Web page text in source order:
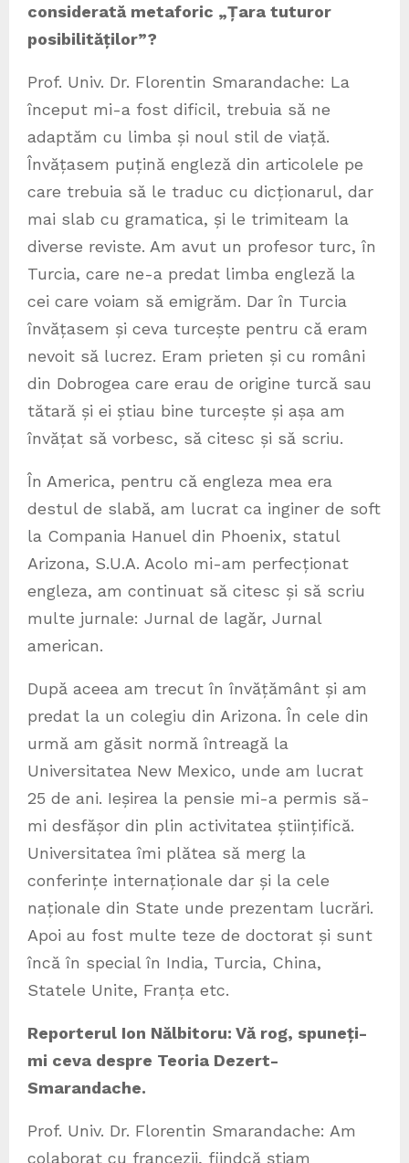
considerată metaforic „Țara tuturor
posibilităților”?
Prof. Univ. Dr. Florentin Smarandache: La
început mi-a fost dificil, trebuia să ne
adaptăm cu limba și noul stil de viață.
Învățasem puțină engleză din articolele pe
care trebuia să le traduc cu dicționarul, dar
mai slab cu gramatica, și le trimiteam la
diverse reviste. Am avut un profesor turc, în
Turcia, care ne-a predat limba engleză la
cei care voiam să emigrăm. Dar în Turcia
învățasem și ceva turcește pentru că eram
nevoit să lucrez. Eram prieten și cu români
din Dobrogea care erau de origine turcă sau
tătară și ei știau bine turcește și așa am
învățat să vorbesc, să citesc și să scriu.
În America, pentru că engleza mea era
destul de slabă, am lucrat ca inginer de soft
la Compania Hanuel din Phoenix, statul
Arizona, S.U.A. Acolo mi-am perfecționat
engleza, am continuat să citesc și să scriu
multe jurnale: Jurnal de lagăr, Jurnal
american.
După aceea am trecut în învățământ și am
predat la un colegiu din Arizona. În cele din
urmă am găsit normă întreagă la
Universitatea New Mexico, unde am lucrat
25 de ani. Ieșirea la pensie mi-a permis să-
mi desfășor din plin activitatea științifică.
Universitatea îmi plătea să merg la
conferințe internaționale dar și la cele
naționale din State unde prezentam lucrări.
Apoi au fost multe teze de doctorat și sunt
încă în special în India, Turcia, China,
Statele Unite, Franța etc.
Reporterul Ion Nălbitoru: Vă rog, spuneți-
mi ceva despre Teoria Dezert-
Smarandache.
Prof. Univ. Dr. Florentin Smarandache: Am
colaborat cu francezii, fiindcă știam